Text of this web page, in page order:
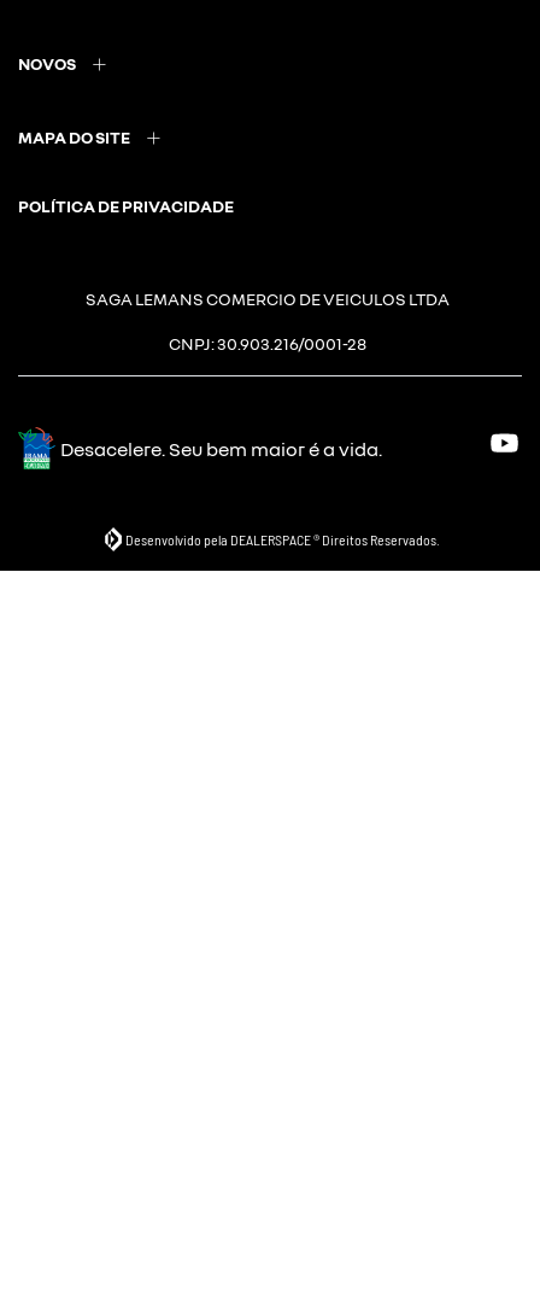
NOVOS
MAPA DO SITE
POLÍTICA DE PRIVACIDADE
SAGA LEMANS COMERCIO DE VEICULOS LTDA
CNPJ: 30.903.216/0001-28
Desacelere. Seu bem maior é a vida.
Desenvolvido pela DEALERSPACE ® Direitos Reservados.